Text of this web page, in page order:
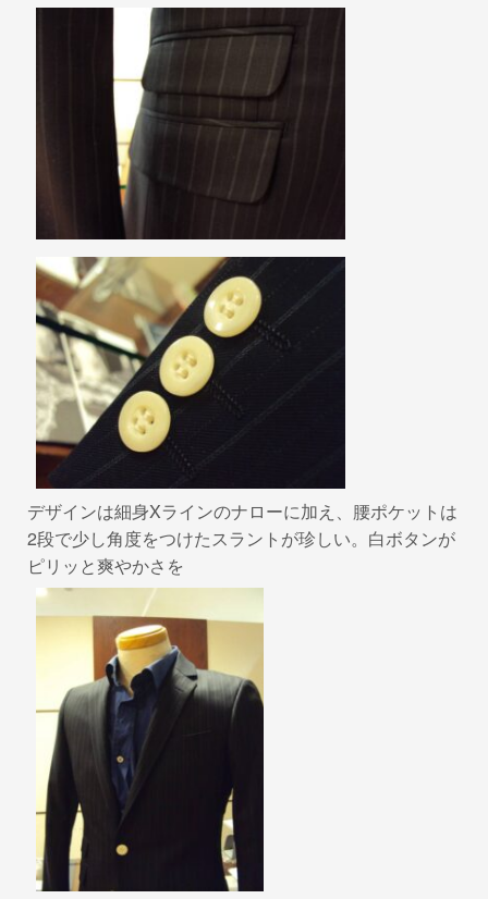
デザインは細身Xラインのナローに加え、腰ポケットは
2段で少し角度をつけたスラントが珍しい。白ボタンが
ピリッと爽やかさを